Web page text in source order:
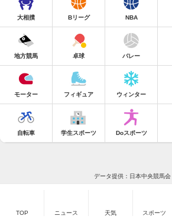
大相撲 Bリーグ NBA
地方競馬 卓球 バレー
モーター フィギュア ウィンター
自転車 学生スポーツ Doスポーツ
データ提供：日本中央競馬会
TOP ニュース 天気 スポーツ